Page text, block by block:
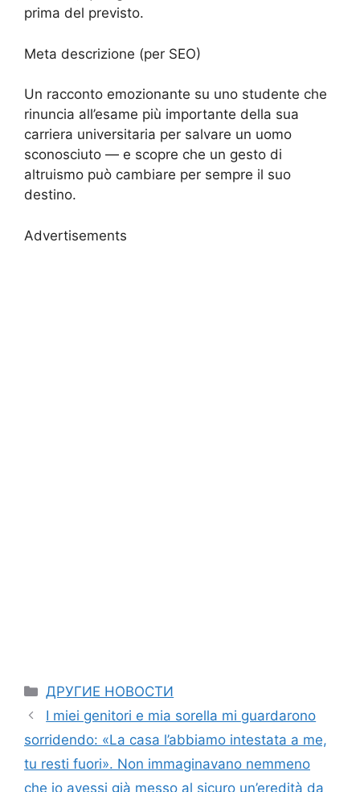
prima del previsto.
Meta descrizione (per SEO)
Un racconto emozionante su uno studente che
rinuncia all’esame più importante della sua
carriera universitaria per salvare un uomo
sconosciuto — e scopre che un gesto di
altruismo può cambiare per sempre il suo
destino.
Advertisements
Categories
ДРУГИЕ НОВОСТИ
I miei genitori e mia sorella mi guardarono
sorridendo: «La casa l’abbiamo intestata a me,
tu resti fuori». Non immaginavano nemmeno
che io avessi già messo al sicuro un’eredità da